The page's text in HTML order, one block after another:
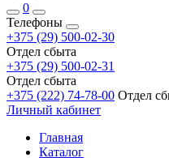
0
Телефоны
+375 (29) 500-02-30
Отдел сбыта
+375 (29) 500-02-31
Отдел сбыта
+375 (222) 74-78-00 Отдел
Личный кабинет
Главная
Каталог